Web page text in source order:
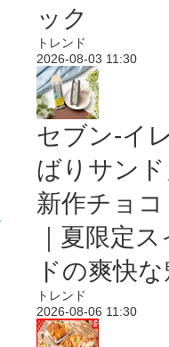
ック
トレンド
2026-08-03 11:30
セブン‐イ
ばりサン
新作チョ
｜夏限定
ドの爽快な
トレンド
2026-08-06 11:30